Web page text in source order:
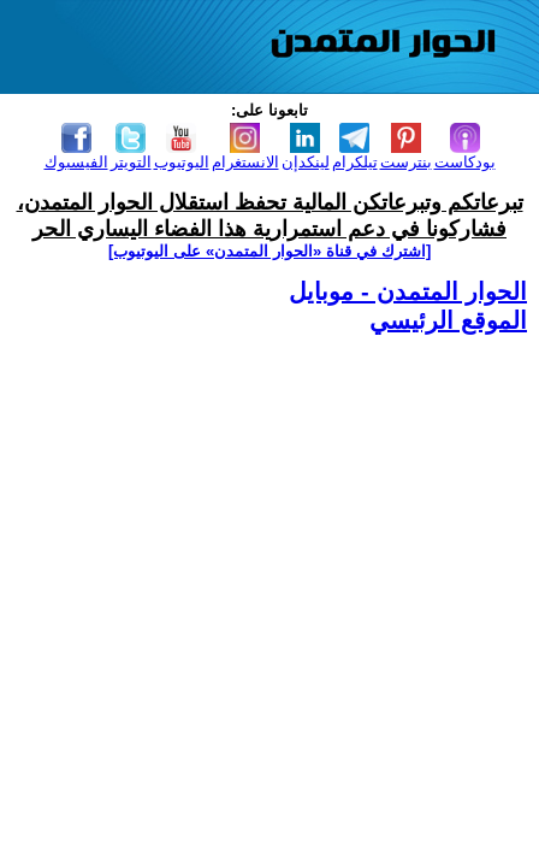
تابعونا على:
الفيسبوك التويتر اليوتيوب الانستغرام لينكدإن تيلكرامبنترست بودكاست
تبرعاتكم وتبرعاتكن المالية تحفظ استقلال الحوار المتمدن،
فشاركونا في دعم استمرارية هذا الفضاء اليساري الحر
[اشترك في قناة ‫«الحوار المتمدن» على اليوتيوب]
الحوار المتمدن - موبايل
الموقع الرئيسي